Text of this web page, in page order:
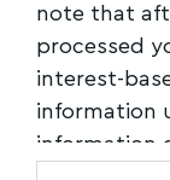
note that
processed
interest-
information
information
TAGGED: